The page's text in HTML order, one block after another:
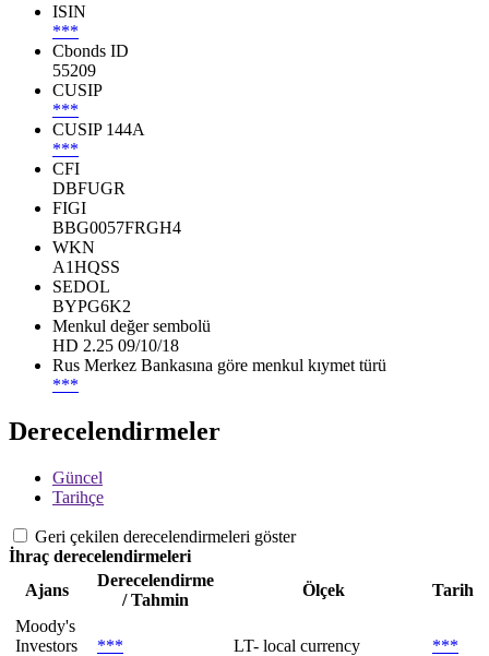
ISIN
***
Cbonds ID
55209
CUSIP
***
CUSIP 144A
***
CFI
DBFUGR
FIGI
BBG0057FRGH4
WKN
A1HQSS
SEDOL
BYPG6K2
Menkul değer sembolü
HD 2.25 09/10/18
Rus Merkez Bankasına göre menkul kıymet türü
***
Derecelendirmeler
Güncel
Tarihçe
Geri çekilen derecelendirmeleri göster
İhraç derecelendirmeleri
Ajans
Derecelendirme
/ Tahmin
Ölçek
Tarih
Moody's
Investors
*** LT- local currency ***